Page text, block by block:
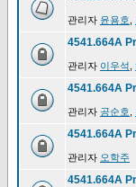
관리자 윤용호
4541.664A
관리자 이우석
4541.664A
관리자 공순호
4541.664A
관리자 오학주
4541.664A